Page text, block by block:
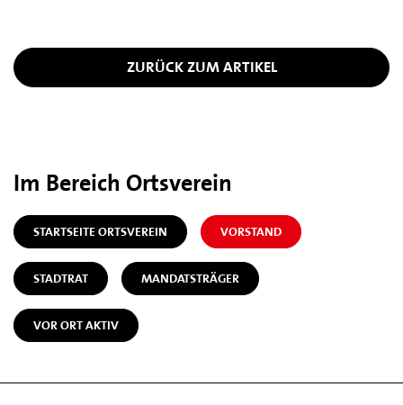
ZURÜCK ZUM ARTIKEL
Im Bereich Ortsverein
STARTSEITE ORTSVEREIN VORSTAND
STADTRAT MANDATSTRÄGER
VOR ORT AKTIV